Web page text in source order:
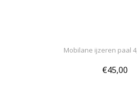
Mobilane ijzeren paal
€45,00